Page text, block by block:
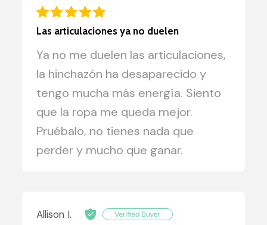
Las articulaciones ya no duelen
Ya no me duelen las articulaciones,
la hinchazón ha desaparecido y
tengo mucha más energía. Siento
que la ropa me queda mejor.
Pruébalo, no tienes nada que
perder y mucho que ganar.
Allison I.